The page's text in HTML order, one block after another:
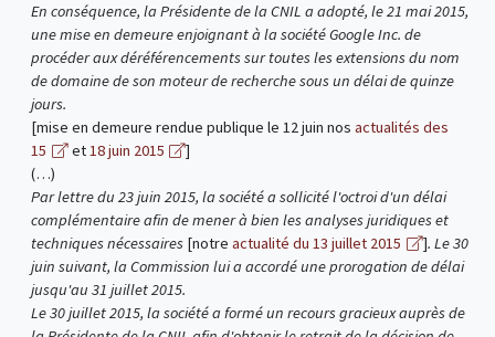
En conséquence, la Présidente de la CNIL a adopté, le 21 mai 2015,
une mise en demeure enjoignant à la société Google Inc. de
procéder aux déréférencements sur toutes les extensions du nom
de domaine de son moteur de recherche sous un délai de quinze
jours.
[mise en demeure rendue publique le 12 juin nos actualités des
15
et18 juin 2015
]
(…)
Par lettre du 23 juin 2015, la société a sollicité l'octroi d'un délai
complémentaire afin de mener à bien les analyses juridiques et
techniques nécessaires [notre actualité du 13 juillet 2015 ]. Le 30
juin suivant, la Commission lui a accordé une prorogation de délai
jusqu'au 31 juillet 2015.
Le 30 juillet 2015, la société a formé un recours gracieux auprès de